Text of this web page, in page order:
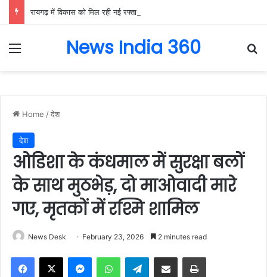
Menu News India 360
Home /देश
देश
ओडिशा के कंधमाल में सुरक्षा बलों
के साथ मुठभेड़, दो माओवादी मारे
गए, मृतकों में रश्मि शामिल
News Desk February 23, 2026 2 minutes read
Facebook
X MessengerWhatsAppTelegramShare via Email Print